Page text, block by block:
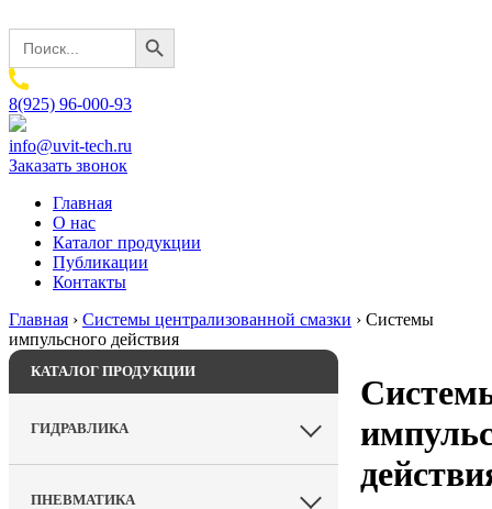
Search
for:
Search Button
8(925) 96-000-93
info@uvit-tech.ru
Заказать звонок
Главная
О нас
Каталог продукции
Публикации
Контакты
Главная › Системы централизованной смазки › Системы
импульсного действия
КАТАЛОГ ПРОДУКЦИИ
ГИДРАВЛИКА
ПНЕВМАТИКА